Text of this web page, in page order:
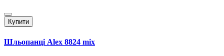
Купити
Шльопанці Alex 8824 mix